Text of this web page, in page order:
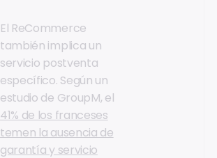
El ReCommerce
también implica un
servicio postventa
específico. Según un
estudio de GroupM, el
41% de los franceses
temen la ausencia de
garantía y servicio